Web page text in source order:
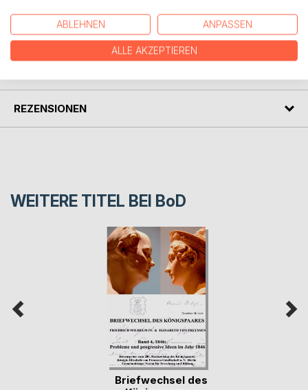
AUTOR/IN
REZENSIONEN
WEITERE TITEL BEI BoD
Briefwechsel des
ABLEHNEN ANPASSEN
ALLE AKZEPTIEREN